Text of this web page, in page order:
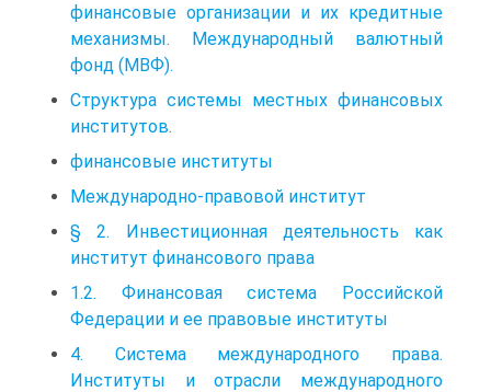
финансовые организации и их кредитные
механизмы. Международный валютный
фонд (МВФ).
Структура системы местных финансовых
институтов.
финансовые институты
Международно-правовой институт
§ 2. Инвестиционная деятельность как
институт финансового права
1.2. Финансовая система Российской
Федерации и ее правовые институты
4. Система международного права.
Институты и отрасли международного